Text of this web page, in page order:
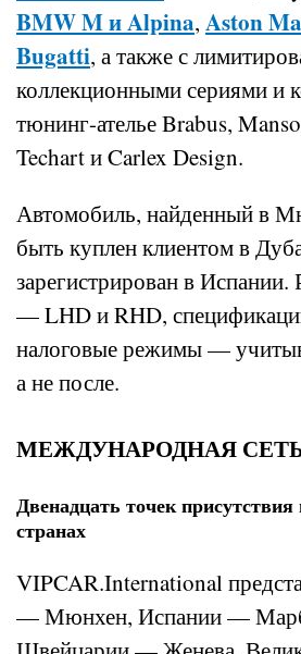
BMW M и Alpina, Aston
Bugatti, а также с
коллекционными сериями и
тюнинг-ателье Brabus,
Techart и Carlex Design.
Автомобиль, найденный в
быть куплен клиентом в
зарегистрирован в Испании.
— LHD и RHD,
налоговые режимы —
а не после.
МЕЖДУНАРОДНАЯ
Двенадцать точек присутствия
странах
VIPCAR.International
— Мюнхен, Испании —